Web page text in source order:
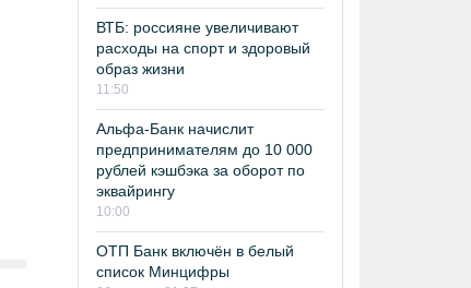
ВТБ: россияне увеличивают
расходы на спорт и здоровый
образ жизни
11:50
Альфа-Банк начислит
предпринимателям до 10 000
рублей кэшбэка за оборот по
эквайрингу
10:00
ОТП Банк включён в белый
список Минцифры